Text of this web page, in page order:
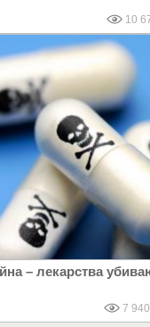
10
– лекарства
7 940